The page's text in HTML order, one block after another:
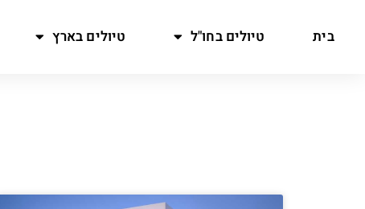
בית טיולים בחו"ל טיולים בארץ